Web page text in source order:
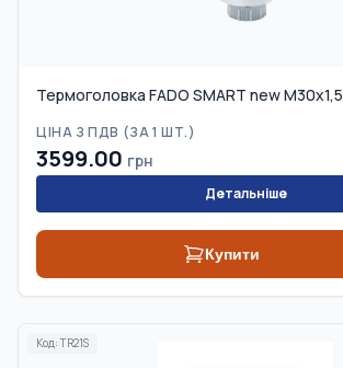
Термоголовка FADO SMART new M30x1,5
ЦІНА З ПДВ (ЗА 1 ШТ.)
3599.00 грн
Детальніше
Купити
Код:TR21S